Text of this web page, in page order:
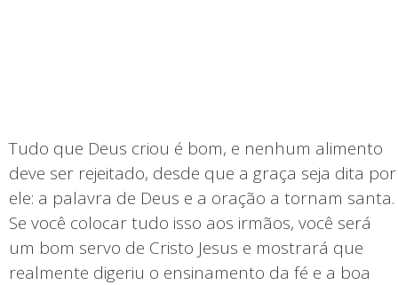
Tudo que Deus criou é bom, e nenhum alimento
deve ser rejeitado, desde que a graça seja dita por
ele: a palavra de Deus e a oração a tornam santa.
Se você colocar tudo isso aos irmãos, você será
um bom servo de Cristo Jesus e mostrará que
realmente digeriu o ensinamento da fé e a boa